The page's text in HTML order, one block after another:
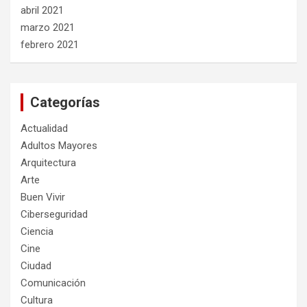
abril 2021
marzo 2021
febrero 2021
Categorías
Actualidad
Adultos Mayores
Arquitectura
Arte
Buen Vivir
Ciberseguridad
Ciencia
Cine
Ciudad
Comunicación
Cultura